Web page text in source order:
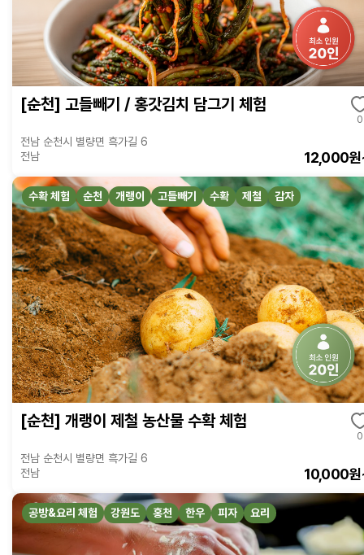
[순천] 고들빼기 / 홍갓김치 담그기 체험
0
전남 순천시 별량면 흑가길 6
전남
12,000
수확 체험 순천 개랭이 고들빼기 수확 제철 감자
[순천] 개랭이 제철 농산물 수확 체험
0
전남 순천시 별량면 흑가길 6
전남
10,000
공방&요리 체험 강원도 홍천 한우 피자 요리